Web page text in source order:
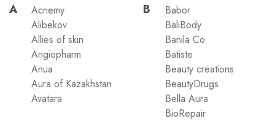
A
Acnemy
Alibekov
Allies of skin
Angiopharm
Anua
Aura of Kazakhstan
Avatara
B
Babor
BaliBody
Banila Co
Batiste
Beauty creations
BeautyDrugs
Bella Aura
BioRepair